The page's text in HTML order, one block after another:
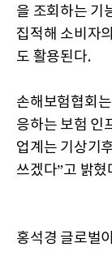
을 조회하는 기
집적해 소비자
도 활용된다.
손해보험협회
응하는 보험 인
업계는 기상기
쓰겠다”고 밝혔
홍석경 글로벌